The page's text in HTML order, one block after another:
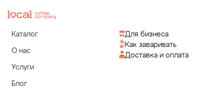
Каталог
О нас
Услуги
Блог
Для бизнеса
Как заваривать
Доставка и оплата